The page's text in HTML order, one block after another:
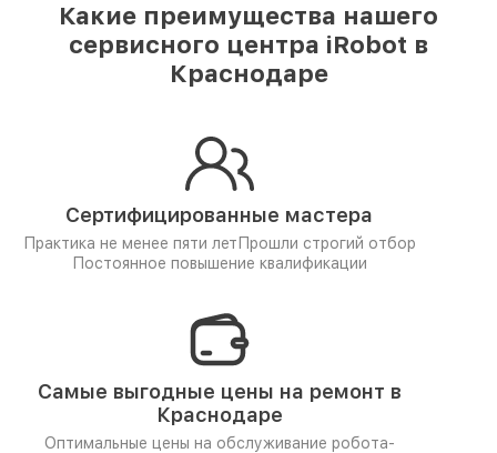
Какие преимущества нашего
сервисного центра iRobot в
Краснодаре
Сертифицированные мастера
Практика не менее пяти лет Прошли строгий отбор
Постоянное повышение квалификации
Самые выгодные цены на ремонт в
Краснодаре
Оптимальные цены на обслуживание робота-